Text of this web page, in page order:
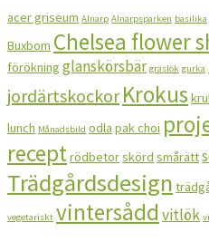
acer griseum Alnarp Alnarpsparken basilika
Buxbom Chelsea flower
förökning glanskörsbär gräslök gurka
jordärtskockor Krokus
lunch Månadsbild odla pak choi
receptrödbetorskörd smårätt
Trädgårdsdesign
vegetariskt vintersådd vitlök